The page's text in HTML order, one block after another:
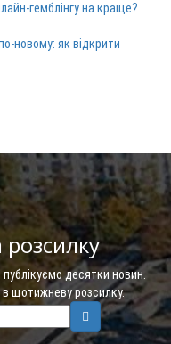
гемблінгу на краще?
новому: як відкрити
десятки новин.
щотижневу розсилку.